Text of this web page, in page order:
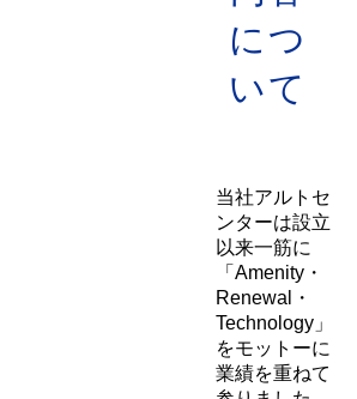
事業
内容
につ
いて